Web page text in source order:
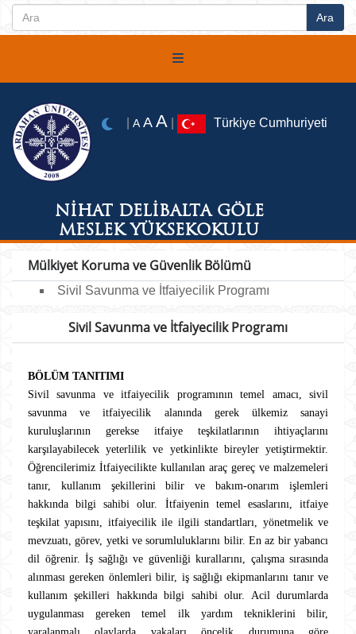
NİHAT DELİBALTA GÖLE
MESLEK YÜKSEKOKULU
A A A Türkiye Cumhuriyeti
Mülkiyet Koruma ve Güvenlik Bölümü
Sivil Savunma ve İtfaiyecilik Programı
Sivil Savunma ve İtfaiyecilik Programı
BÖLÜM TANITIMI
Sivil savunma ve itfaiyecilik programının temel amacı, sivil
savunma ve itfaiyecilik alanında gerek ülkemiz sanayi
kuruluşlarının gerekse itfaiye teşkilatlarının ihtiyaçlarını
karşılayabilecek yeterlilik ve yetkinlikte bireyler yetiştirmektir.
Öğrencilerimiz İtfaiyecilikte kullanılan araç gereç ve malzemeleri
tanır, kullanım şekillerini bilir ve bakım-onarım işlemleri
hakkında bilgi sahibi olur. İtfaiyenin temel esaslarını, itfaiye
teşkilat yapısını, itfaiyecilik ile ilgili standartları, yönetmelik ve
mevzuatı, görev, yetki ve sorumluluklarını bilir. En az bir yabancı
dil öğrenir. İş sağlığı ve güvenliği kurallarını, çalışma sırasında
alınması gereken önlemleri bilir, iş sağlığı ekipmanlarını tanır ve
kullanım şekilleri hakkında bilgi sahibi olur. Acil durumlarda
uygulanması gereken temel ilk yardım tekniklerini bilir,